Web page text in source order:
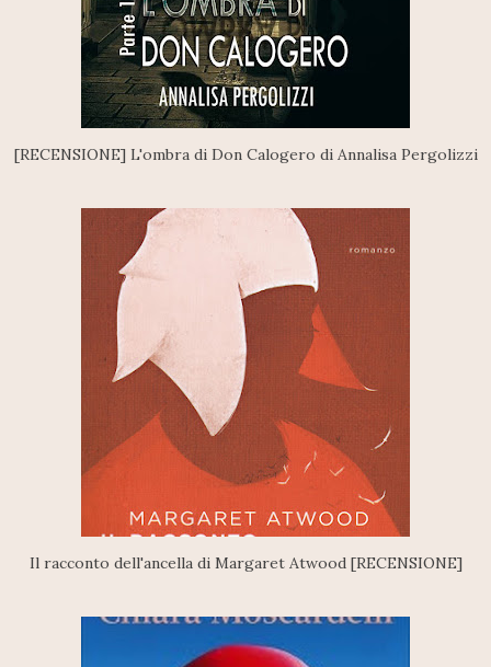
[RECENSIONE] L'ombra di Don Calogero di Annalisa Pergolizzi
Il racconto dell'ancella di Margaret Atwood [RECENSIONE]